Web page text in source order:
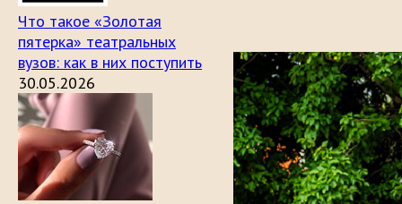
Что такое «Золотая
пятерка» театральных
вузов: как в них поступить
30.05.2026